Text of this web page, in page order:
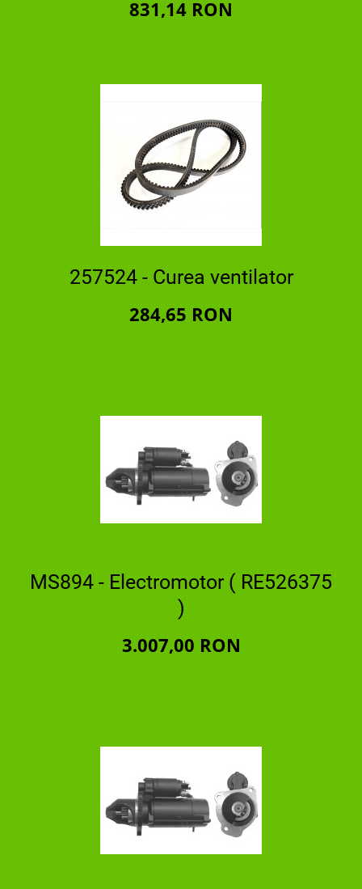
831,14 RON
257524 - Curea ventilator
284,65 RON
MS894 - Electromotor ( RE526375
)
3.007,00 RON